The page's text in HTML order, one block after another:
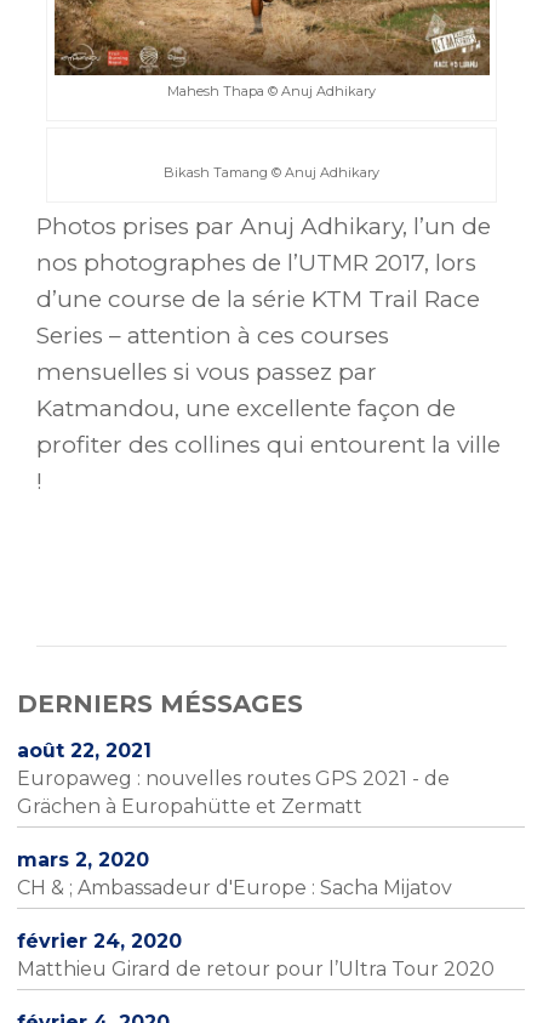
Mahesh Thapa © Anuj Adhikary
Bikash Tamang © Anuj Adhikary
Photos prises par Anuj Adhikary, l’un de
nos photographes de l’UTMR 2017, lors
d’une course de la série KTM Trail Race
Series – attention à ces courses
mensuelles si vous passez par
Katmandou, une excellente façon de
profiter des collines qui entourent la ville
!
DERNIERS MÉSSAGES
août 22, 2021
Europaweg : nouvelles routes GPS 2021 - de
Grächen à Europahütte et Zermatt
mars 2, 2020
CH & ; Ambassadeur d'Europe : Sacha Mijatov
février 24, 2020
Matthieu Girard de retour pour l’Ultra Tour 2020